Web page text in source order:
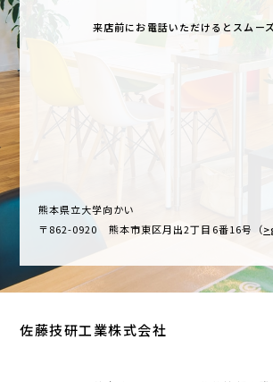
来店前にお電話いただけるとスムーズ
熊本県立大学向かい
〒862-0920 熊本市東区月出2丁目6番16号（
佐藤技研工業株式会社